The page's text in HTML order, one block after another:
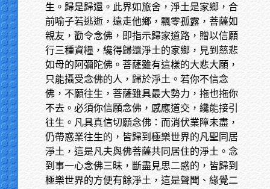
生。歸是歸還。此界如旅舍，淨土是家鄉，合
前喻子若逃逝，遠走他鄉，飄零孤露，菩薩如
親友，勸令念佛，即指示歸家道路，贈以信願
行三種資糧，纔得歸還淨土的家鄉，見到慈悲
如母的阿彌陀佛。菩薩雖有這樣的大悲大願，
只能攝受念佛的人，歸於淨土。若你不信念
佛，不願往生，菩薩雖具最大勢力，拖也拖你
不去。必須你信願念佛，感應道交，纔能接引
往生。凡具真信切願念佛：而消伏業障未盡，
仍帶惑業往生的，皆歸到極樂世界的凡聖同居
淨土，這是凡夫與佛菩薩共同居住的淨土。念
到事一心念佛三昧，斷盡見思二惑的，皆歸到
極樂世界的方便有餘淨土，這是聲聞、緣覺二